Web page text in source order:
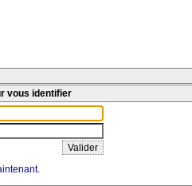
vous identifier